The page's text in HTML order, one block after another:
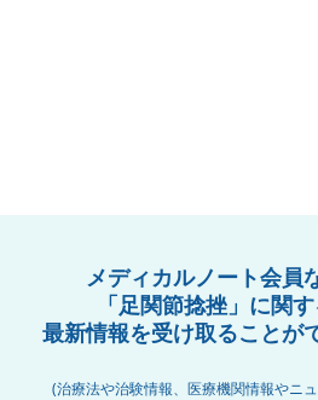
メディカルノート会員
「足関節捻挫」に関
最新情報を受け取ることが
(治療法や治験情報、医療機関情報やニ